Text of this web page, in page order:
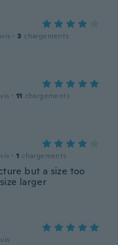
· 3 chargements
· 11 chargements
· 1 chargements
but a size too
larger